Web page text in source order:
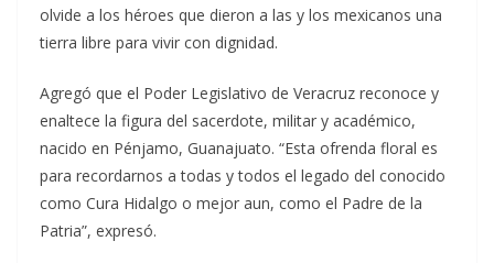
olvide a los héroes que dieron a las y los mexicanos una
tierra libre para vivir con dignidad.
Agregó que el Poder Legislativo de Veracruz reconoce y
enaltece la figura del sacerdote, militar y académico,
nacido en Pénjamo, Guanajuato. “Esta ofrenda floral es
para recordarnos a todas y todos el legado del conocido
como Cura Hidalgo o mejor aun, como el Padre de la
Patria”, expresó.